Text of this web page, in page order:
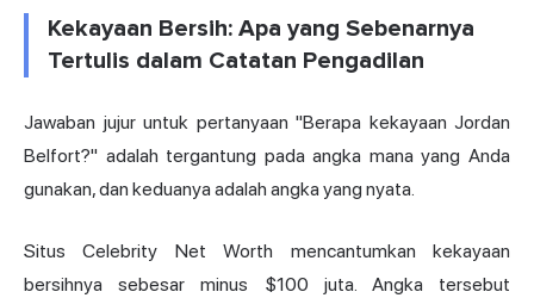
Kekayaan Bersih: Apa yang Sebenarnya
Tertulis dalam Catatan Pengadilan
Jawaban jujur untuk pertanyaan "Berapa kekayaan Jordan
Belfort?" adalah tergantung pada angka mana yang Anda
gunakan, dan keduanya adalah angka yang nyata.
Situs Celebrity Net Worth mencantumkan kekayaan
bersihnya sebesar minus $100 juta. Angka tersebut